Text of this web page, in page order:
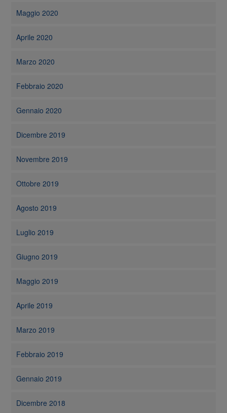
Maggio 2020
Aprile 2020
Marzo 2020
Febbraio 2020
Gennaio 2020
Dicembre 2019
Novembre 2019
Ottobre 2019
Agosto 2019
Luglio 2019
Giugno 2019
Maggio 2019
Aprile 2019
Marzo 2019
Febbraio 2019
Gennaio 2019
Dicembre 2018